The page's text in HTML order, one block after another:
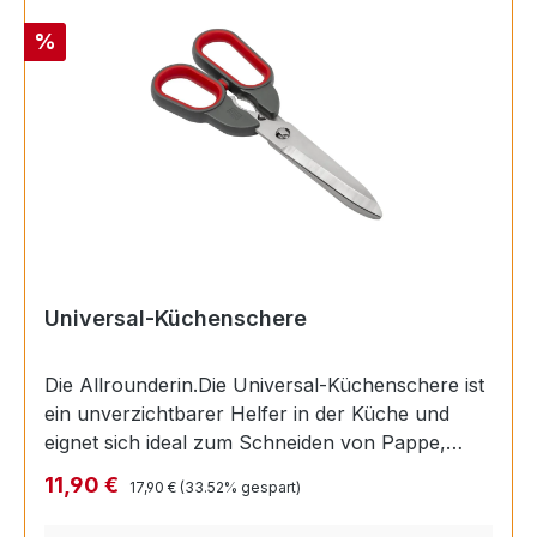
Rabatt
%
Universal-Küchenschere
Die Allrounderin.Die Universal-Küchenschere ist
ein unverzichtbarer Helfer in der Küche und
eignet sich ideal zum Schneiden von Pappe,
Lebensmittel.Aus rostfreiem EdelstahlDer Soft-
Verkaufspreis:
11,90 € Regulärer Preis:
17,90 € (33.52% gespart)